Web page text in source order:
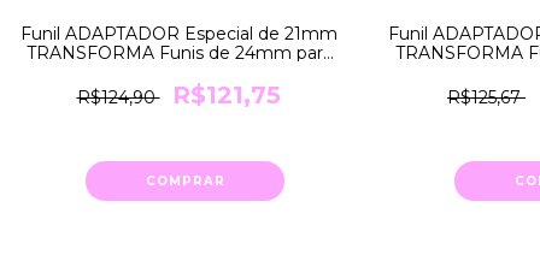
Funil ADAPTADOR Especial de 21mm
TRANSFORMA Funis de 24mm para
R$124,90
R$121,75
COMPRAR
Funil
TRANSFORMA
R$125,67